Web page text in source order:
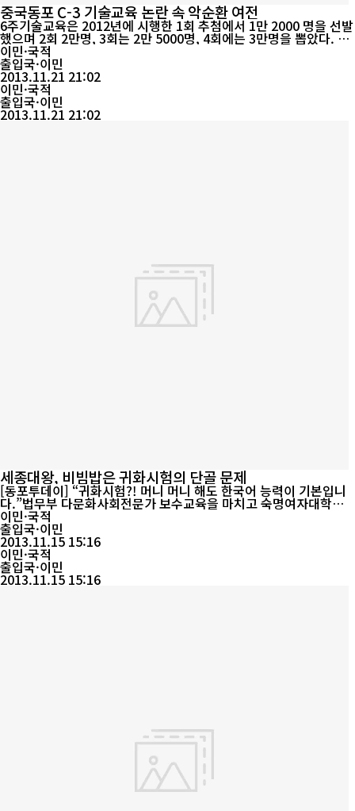
중국동포 C-3 기술교육 논란 속 악순환 여전
6주기술교육은 2012년에 시행한 1회 추첨에서 1만 2000 명을 선발
했으며 2회 2만명, 3회는 2만 5000명, 4회에는 3만명을 뽑았다. 1
회와 비교하면 5회 차인 현재까지 총 2만 8000 명이 늘어나 무려 23
0%나 증가했다. 반면 방문취업 추첨자는 1회 3만명으로 시작해 5
회 차인 현재 4만명으로 33% 증가에 그쳤다.이에 한국 법무부측은
“본인이 기술교육을 희망하는 사람만 하는것이다. 만약에 4만명을
뽑는데 1만 명만 신청했다고 ...
이민·국적
출입국·이민
2013.11.21 21:02
이민·국적
출입국·이민
2013.11.21 21:02
세종대왕, 비빔밥은 귀화시험의 단골 문제
[동포투데이] “귀화시험?! 머니 머니 해도 한국어 능력이 기본입니
다.”법무부 다문화사회전문가 보수교육을 마치고 숙명여자대학교
정문을 나서는 문민 강사는 약간 상기된 목소리로 말했다. 그는 전문
가답게 기본적인 것과 필수적인 것 그리고 교양내용을 나누어 설명
했다. “한국어 3급 정도 수준이라면 귀화시험에 50점은 맞을 수 있
습니다. 그런데 50점은 합격선이 아닙니다. 60점을 맞아야 필기시
험에 합격할 수 있는데 ...
이민·국적
출입국·이민
2013.11.15 15:16
이민·국적
출입국·이민
2013.11.15 15:16